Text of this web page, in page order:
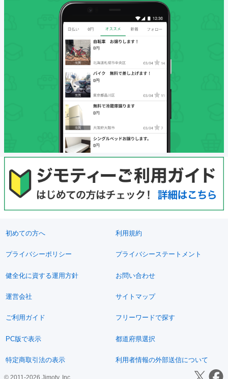
初めての方へ 利用規約
プライバシーポリシー プライバシーステートメント
健全化に資する運用方針 お問い合わせ
運営会社 サイトマップ
ご利用ガイド フリーワードで探す
PC版で表示 都道府県選択
特定商取引法の表示 利用者情報の外部送信について
© 2011-2026 Jimoty, Inc.